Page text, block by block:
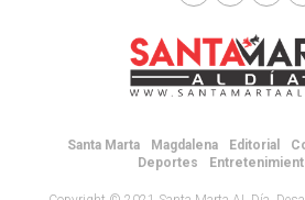
Santa Marta Magdalena Editorial
Deportes